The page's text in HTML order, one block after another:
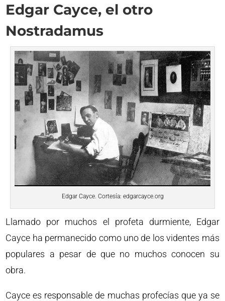
Edgar Cayce, el otro
Nostradamus
Edgar Cayce. Cortesía: edgarcayce.org
Llamado por muchos el profeta durmiente, Edgar
Cayce ha permanecido como uno de los videntes más
populares a pesar de que no muchos conocen su
obra.
Cayce es responsable de muchas profecías que ya se